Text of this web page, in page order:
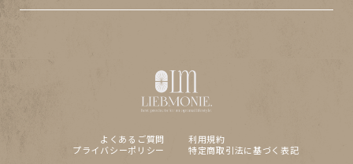
よくあるご質問
利用規約
プライバシーポリシー
特定商取引法に基づく表記